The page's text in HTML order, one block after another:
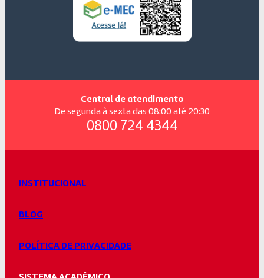
Central de atendimento
De segunda à sexta das 08:00 até 20:30
0800 724 4344
INSTITUCIONAL
BLOG
POLÍTICA DE PRIVACIDADE